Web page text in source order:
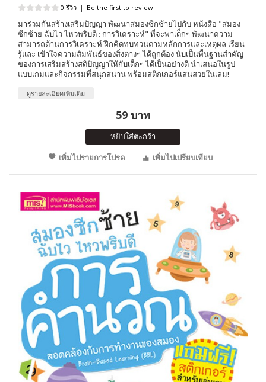
0 รีวิว | Be the first to review
มาร่วมกันสร้างเสริมปัญญา พัฒนาสมองซีกซ้ายไปกับ หนังสือ "สมอง
ซีกซ้าย ฉับไว ไหวพริบดี : การวิเคราะห์" ที่จะพาเด็กๆ พัฒนาความ
สามารถด้านการวิเคราะห์ ฝึกคิดทบทวนตามหลักการและเหตุผล เรียน
รู้และ เข้าใจความสัมพันธ์ของสิ่งต่างๆ ได้ถูกต้อง นับเป็นพื้นฐานสำคัญ
ของการเสริมสร้างสติปัญญาให้กับเด็กๆ ได้เป็นอย่างดี นำเสนอในรูป
แบบเกมและกิจกรรมที่สนุกสนาน พร้อมสติกเกอร์แสนสวยในเล่ม!
ดูรายละเอียดเพิ่มเติม
59 บาท
หยิบใส่ตะกร้า
เพิ่มไปรายการโปรด
เพิ่มไปเปรียบเทียบ